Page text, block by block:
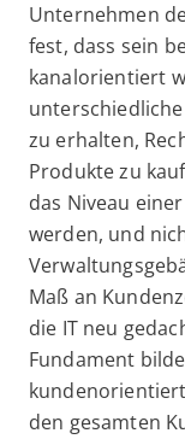
Unternehmen
fest, dass sein
kanalorientiert
zu erhalten,
Produkte zu
das Niveau
werden, und
Maß an
die IT neu
Fundament
den gesamten